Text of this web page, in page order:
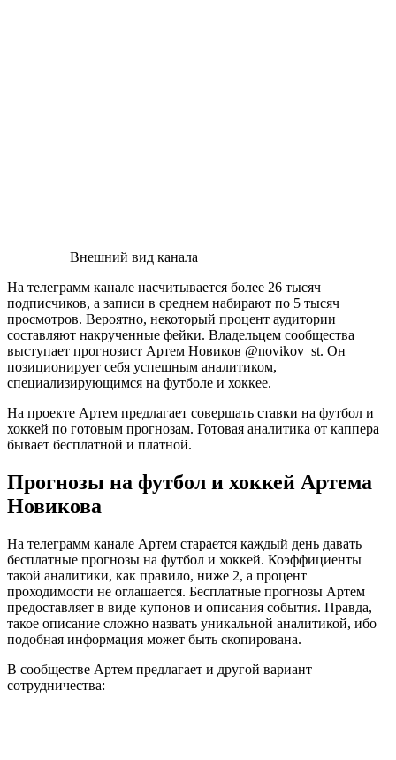
Внешний вид канала
На телеграмм канале насчитывается более 26 тысяч
подписчиков, а записи в среднем набирают по 5 тысяч
просмотров. Вероятно, некоторый процент аудитории
составляют накрученные фейки. Владельцем сообщества
выступает прогнозист Артем Новиков @novikov_st. Он
позиционирует себя успешным аналитиком,
специализирующимся на футболе и хоккее.
На проекте Артем предлагает совершать ставки на футбол и
хоккей по готовым прогнозам. Готовая аналитика от каппера
бывает бесплатной и платной.
Прогнозы на футбол и хоккей Артема
Новикова
На телеграмм канале Артем старается каждый день давать
бесплатные прогнозы на футбол и хоккей. Коэффициенты
такой аналитики, как правило, ниже 2, а процент
проходимости не оглашается. Бесплатные прогнозы Артем
предоставляет в виде купонов и описания события. Правда,
такое описание сложно назвать уникальной аналитикой, ибо
подобная информация может быть скопирована.
В сообществе Артем предлагает и другой вариант
сотрудничества: